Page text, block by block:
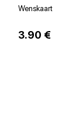
Wenskaart
3.90 €